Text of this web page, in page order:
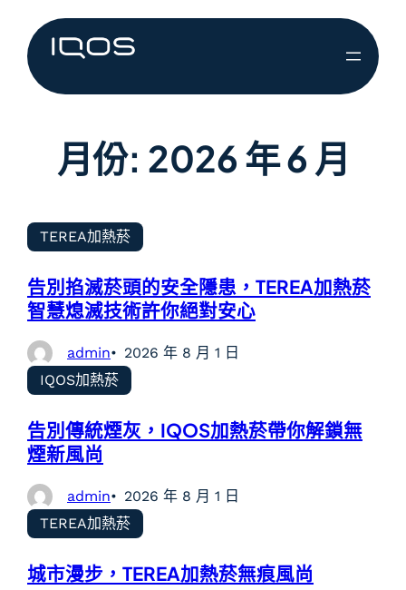
月份: 2026 年 6 月
TEREA加熱菸
告別掐滅菸頭的安全隱患，TEREA加熱菸
智慧熄滅技術許你絕對安心
admin
2026 年 8 月 1 日
IQOS加熱菸
告別傳統煙灰，IQOS加熱菸帶你解鎖無
煙新風尚
admin
2026 年 8 月 1 日
TEREA加熱菸
城市漫步，TEREA加熱菸無痕風尚